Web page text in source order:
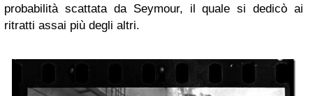
probabilità scattata da Seymour, il quale si dedicò ai
ritratti assai più degli altri.